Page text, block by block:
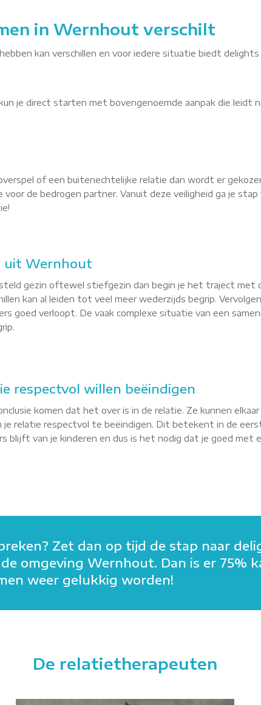
in Wernhout verschilt
kan verschillen en voor iedere situatie biedt delights
je direct starten met bovengenoemde aanpak die leidt
of een buitenechtelijke relatie dan wordt er
de bedrogen partner. Vanuit deze veiligheid ga je
uit Wernhout
gezin oftewel stiefgezin dan begin je het traject met
kan al leiden tot veel meer wederzijds begrip.
goed verloopt. De vaak complexe situatie van een
respectvol willen beëindigen
komen dat het over is in de relatie. Ze kunnen
relatie respectvol te beëindigen. Dit betekent in de
blijft van je kinderen en dus is het nodig dat je goed met
Zet dan op tijd de stap naar
omgeving Wernhout. Dan is er 75%
weer gelukkig worden!
De relatietherapeuten